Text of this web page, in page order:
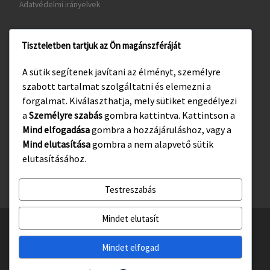
Adatvédelmi irányelvek
www.visitgyula.com
www.gyulakult.hu
Facebook Instagram
© 2026Gyulasport Nonprofit Kft.– All rights reserved
– Designed with theCustomizr téma haladó beállításai
Tiszteletben tartjuk az Ön magánszféráját
A sütik segítenek javítani az élményt, személyre
szabott tartalmat szolgáltatni és elemezni a
forgalmat. Kiválaszthatja, mely sütiket engedélyezi
a Személyre szabásgombra kattintva. Kattintson a
Mind elfogadásagombra a hozzájáruláshoz, vagy a
Mind elutasításagombra a nem alapvető sütik
elutasításához.
Testreszabás
Mindet elutasít
Mindet elfogad